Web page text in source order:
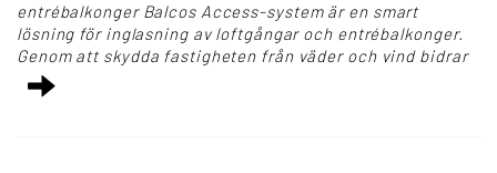
entrébalkonger Balcos Access-system är en smart
lösning för inglasning av loftgångar och entrébalkonger.
Genom att skydda fastigheten från väder och vind bidrar